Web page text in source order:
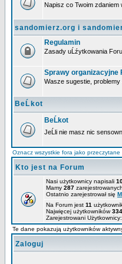
Napisz co Twoim zdaniem
sandomierz.org i
Regulamin
Zasady uĹźytkowania
Sprawy organizacyjne
Wasze sugestie, problemy
BeĹkot
BeĹkot
JeĹli nie masz nic
Oznacz wszystkie fora jako przeczytane
Kto jest na Forum
Nasi użytkownicy napisali
Mamy 287
Ostatnio zarejestrował się
Na Forum jest 11
Najwięcej użytkowników
Zarejestrowani
Te dane pokazują użytkowników
Zaloguj